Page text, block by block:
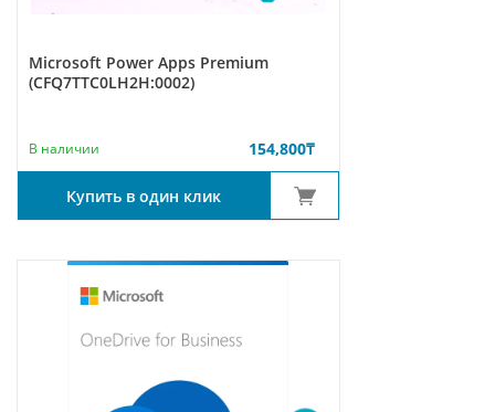
Microsoft Power Apps Premium
(CFQ7TTC0LH2H:0002)
В наличии 154,800₸
Купить в один клик